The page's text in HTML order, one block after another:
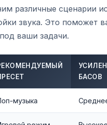
различные сценарии
звука. Это поможет
ваши задачи.
БАСОВ
музыка